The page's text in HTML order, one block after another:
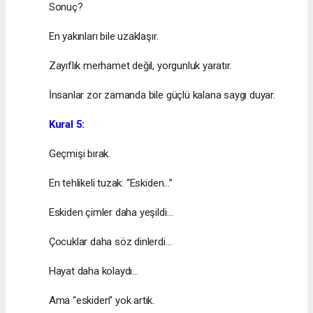
Sonuç?
En yakınları bile uzaklaşır.
Zayıflık merhamet değil, yorgunluk yaratır.
İnsanlar zor zamanda bile güçlü kalana saygı duyar.
Kural 5:
Geçmişi bırak.
En tehlikeli tuzak: “Eskiden…”
Eskiden çimler daha yeşildi…
Çocuklar daha söz dinlerdi…
Hayat daha kolaydı…
Ama “eskiden” yok artık.